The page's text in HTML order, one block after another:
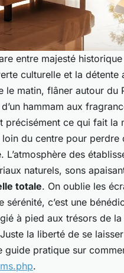
entre majesté
culturelle et la détente
le matin, flâner autour du
hammam aux
précisément ce qui fait la
du centre pour
L’atmosphère des
naturels, sons
totale. On oublie les
sérénité, c’est une
à pied aux trésors de
la liberté de se
guide pratique sur
.